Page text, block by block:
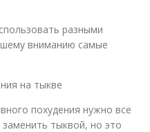
разными
вниманию самые
на тыкве
похудения нужно все
тыквой, но это